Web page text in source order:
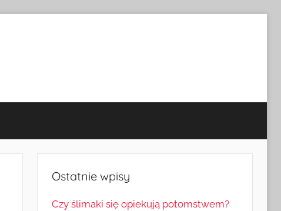
Ostatnie wpisy
Czy ślimaki się opiekują potomstwem?